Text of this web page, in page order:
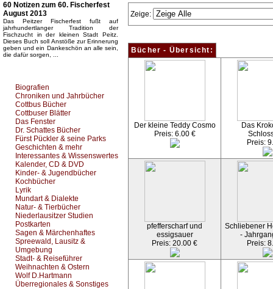
60 Notizen zum 60. Fischerfest
August 2013
Das Peitzer Fischerfest fußt auf
jahrhundertlanger Tradition der
Fischzucht in der kleinen Stadt Peitz.
Dieses Buch soll Anstöße zur Erinnerung
geben und ein Dankeschön an alle sein,
die dafür sorgen, ...
Biografien
Chroniken und Jahrbücher
Cottbus Bücher
Cottbuser Blätter
Das Fenster
Dr. Schattes Bücher
Fürst Pückler & seine Parks
Geschichten & mehr
Interessantes & Wissenswertes
Kalender, CD & DVD
Kinder- & Jugendbücher
Kochbücher
Lyrik
Mundart & Dialekte
Natur- & Tierbücher
Niederlausitzer Studien
Postkarten
Sagen & Märchenhaftes
Spreewald, Lausitz &
Umgebung
Stadt- & Reiseführer
Weihnachten & Ostern
Wolf D.Hartmann
Überregionales & Sonstiges
Zeige:
Bücher - Übersicht:
Der kleine Teddy Cosmo
Preis: 6.00 €
Das
Preis:
pfefferscharf und
essigsauer
Preis: 20.00 €
Schliebener
-
Preis: